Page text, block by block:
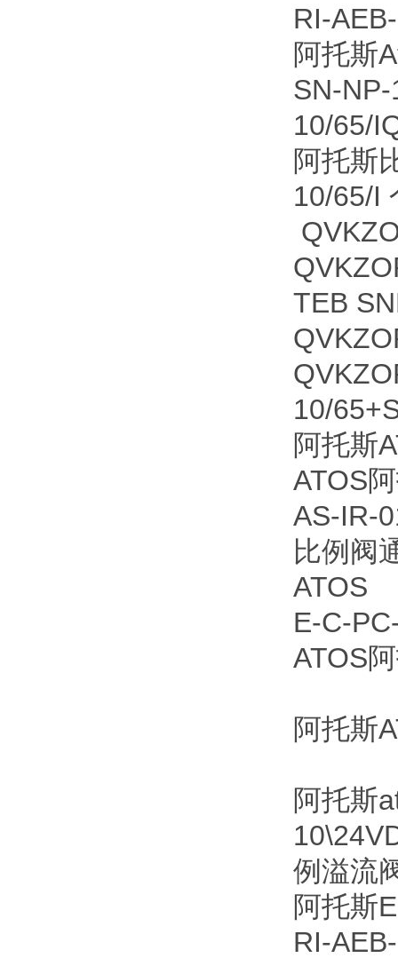
RI-
阿托斯
SN-
10/65/
阿托斯
10/65/I
TEB
10/
阿托斯
ATOS
AS-IR-
比例阀
ATOS
E-C-
ATOS
阿托斯
阿托斯
例溢流
阿托斯
RI-